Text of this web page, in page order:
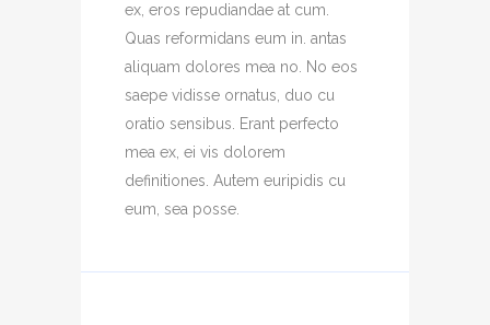
ex, eros repudiandae at cum.
Quas reformidans eum in. antas
aliquam dolores mea no. No eos
saepe vidisse ornatus, duo cu
oratio sensibus. Erant perfecto
mea ex, ei vis dolorem
definitiones. Autem euripidis cu
eum, sea posse.